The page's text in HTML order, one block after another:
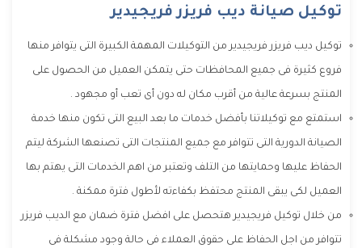
توكيل صيانة ديب فريزر فريجيدير
توكيل ديب فريزر فريجيدير من التوكيلات المهمة الكبيرة التى يتوافر منها
فروع كثيرة فى جميع المحافظات حتى يتمكن العميل من الحصول على
المنتج بسرعة عالية من أقرب مكان له دون أى تعب أو مجهود .
استمتع مع توكيلاتنا بأفضل خدمات ما بعد البيع التى تكون منها خدمة
الصيانة الدورية التى تتوافر مع جميع المنتجات التى تصنعها الشركة ليتم
الحفاظ عليها وحمايتها من التلف وتعتبر من اهم الخدمات التى يهتم بها
العميل لكى يبقى المنتج محتفظ بكفاءته لأطول فترة ممكنة .
من خلال توكيل فريجيدير هتحصل على افضل فترة ضمان مع الديب فريزر
تتوافر من اجل الحفاظ على حقوق العملاء فى حالة وجود مشكلة فى